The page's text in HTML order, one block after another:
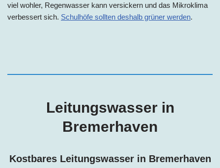
viel wohler, Regenwasser kann versickern und das Mikroklima
verbessert sich. Schulhöfe sollten deshalb grüner werden.
Leitungswasser in
Bremerhaven
Kostbares Leitungswasser in Bremerhaven